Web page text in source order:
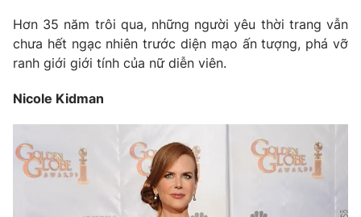
Hơn 35 năm trôi qua, những người yêu thời trang vẫn
chưa hết ngạc nhiên trước diện mạo ấn tượng, phá vỡ
ranh giới giới tính của nữ diễn viên.
Nicole Kidman